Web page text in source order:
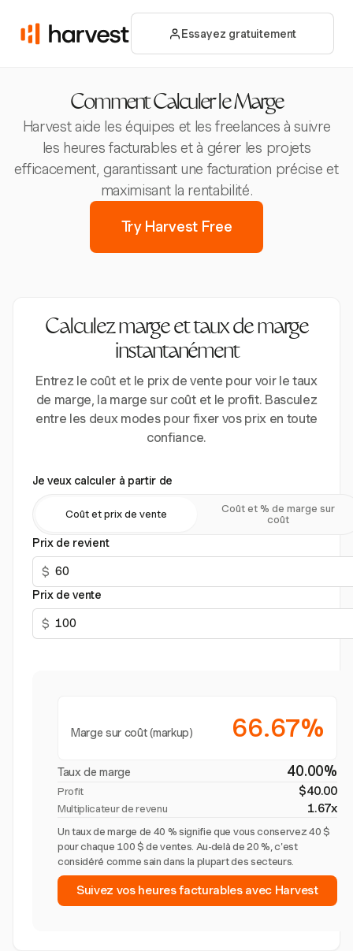
Essayez gratuitement
Comment Calculer le Marge
Harvest aide les équipes et les freelances à suivre
les heures facturables et à gérer les projets
efficacement, garantissant une facturation précise et
maximisant la rentabilité.
Try Harvest Free
Calculez marge et taux de marge
instantanément
Entrez le coût et le prix de vente pour voir le taux
de marge, la marge sur coût et le profit. Basculez
entre les deux modes pour fixer vos prix en toute
confiance.
Je veux calculer à partir de
Coût et prix de vente
Coût et % de marge sur
coût
Prix de revient
$
Prix de vente
$
Marge sur coût (markup) 66.67%
Taux de marge 40.00%
Profit $40.00
Multiplicateur de revenu 1.67x
Un taux de marge de 40 % signifie que vous conservez 40 $
pour chaque 100 $ de ventes. Au-delà de 20 %, c'est
considéré comme sain dans la plupart des secteurs.
Suivez vos heures facturables avec Harvest